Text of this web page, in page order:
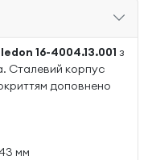
16-4004.13.001 з
Сталевий корпус
доповнено
мм